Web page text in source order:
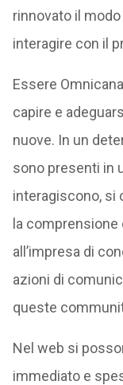
rinnovato il
interagire con il
Essere
capire e
nuove. In un
sono presenti in
interagiscono, si
la
all’impresa di
azioni di
queste
Nel web si
immediato e